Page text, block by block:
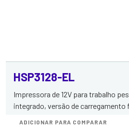
HSP3128-EL
Impressora de 12V para trabalho
integrado, versão de carregamento
ADICIONAR PARA COMPARAR